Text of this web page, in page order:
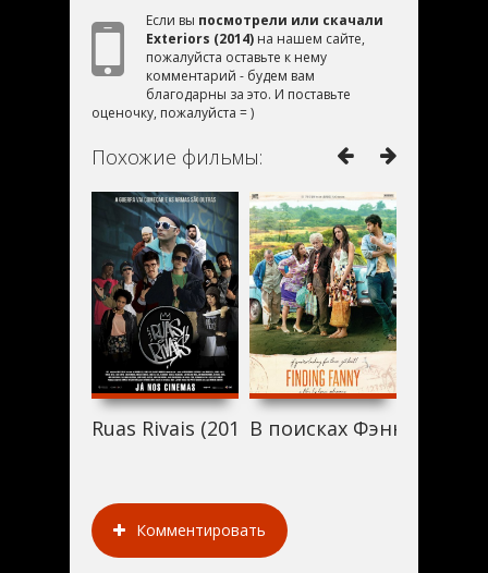
Если вы посмотрели или скачали
Exteriors (2014) на нашем сайте,
пожалуйста оставьте к нему
комментарий - будем вам
благодарны за это. И поставьте
оценочку, пожалуйста = )
Похожие фильмы:
Ruas Rivais (2014)В поисках Фэнни (2014)
Комментировать